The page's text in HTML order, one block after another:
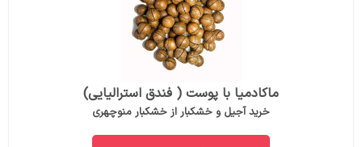
ماکادمیا با پوست ( فندق استرالیایی)
خرید آجیل و خشکبار از خشکبار منوچهری